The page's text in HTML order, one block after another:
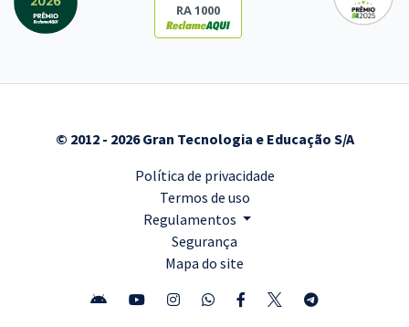
RA 1000
© 2012 - 2026 Gran Tecnologia e Educação S/A
Política de privacidade
Termos de uso
Regulamentos
Segurança
Mapa do site